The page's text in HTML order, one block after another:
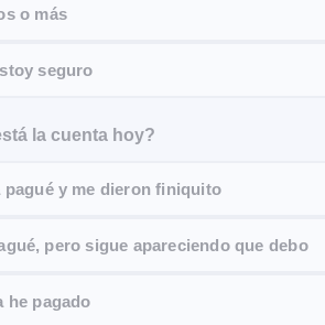
o más
seguro
la cuenta hoy?
pagué y me dieron finiquito
pero sigue apareciendo que debo
he pagado